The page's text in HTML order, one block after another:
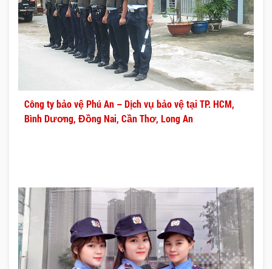
Công ty bảo vệ Phú An – Dịch vụ bảo vệ tại TP. HCM,
Bình Dương, Đồng Nai, Cần Thơ, Long An